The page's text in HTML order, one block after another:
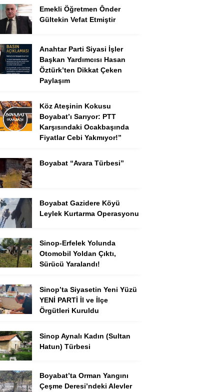
Emekli Öğretmen Ônder
Gültekin Vefat Etmiştir
Anahtar Parti Siyasi İşler
Başkan Yardımcısı Hasan
Öztürk’ten Dikkat Çeken
Paylaşım
Köz Ateşinin Kokusu
Boyabat’ı Sarıyor: PTT
Karşısındaki Ocakbaşında
Fiyatlar Cebi Yakmıyor!”
Boyabat “Avara Türbesi”
Boyabat Gazidere Köyü
Leylek Kurtarma Operasyonu
Sinop-Erfelek Yolunda
Otomobil Yoldan Çıktı,
Sürücü Yaralandı!
Sinop’ta Siyasetin Yeni Yüzü
YENİ PARTİ İl ve İlçe
Örgütleri Kuruldu
Sinop Aynalı Kadın (Sultan
Hatun) Türbesi
Boyabat’ta Orman Yangını
Çeşme Deresi’ndeki Alevler